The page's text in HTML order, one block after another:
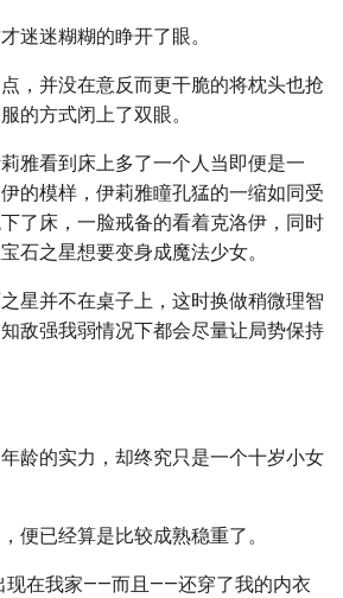
迷迷糊糊的睁开了眼。
，并没在意反而更干脆的将枕头也抢
的方式闭上了双眼。
雅看到床上多了一个人当即便是一
的模样，伊莉雅瞳孔猛的一缩如同受
了床，一脸戒备的看着克洛伊，同时
石之星想要变身成魔法少女。
星并不在桌子上，这时换做稍微理智
敌强我弱情况下都会尽量让局势保持
龄的实力，却终究只是一个十岁小女
便已经算是比较成熟稳重了。
现在我家——而且——还穿了我的内衣